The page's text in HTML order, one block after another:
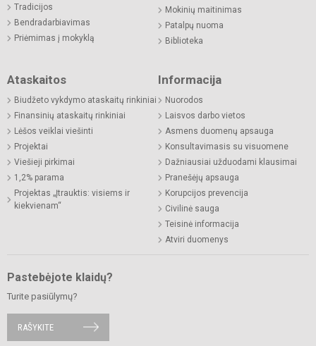
Tradicijos
Bendradarbiavimas
Priėmimas į mokyklą
Mokinių maitinimas
Patalpų nuoma
Biblioteka
Ataskaitos
Biudžeto vykdymo ataskaitų rinkiniai
Finansinių ataskaitų rinkiniai
Lėšos veiklai viešinti
Projektai
Viešieji pirkimai
1,2% parama
Projektas „Įtrauktis: visiems ir
kiekvienam“
Informacija
Nuorodos
Laisvos darbo vietos
Asmens duomenų apsauga
Konsultavimasis su visuomene
Dažniausiai užduodami klausimai
Pranešėjų apsauga
Korupcijos prevencija
Civilinė sauga
Teisinė informacija
Atviri duomenys
Pastebėjote klaidų?
Turite pasiūlymų?
RAŠYKITE